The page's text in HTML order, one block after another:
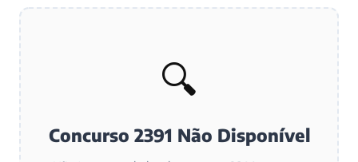
🔍
Concurso 2391 Não Disponível